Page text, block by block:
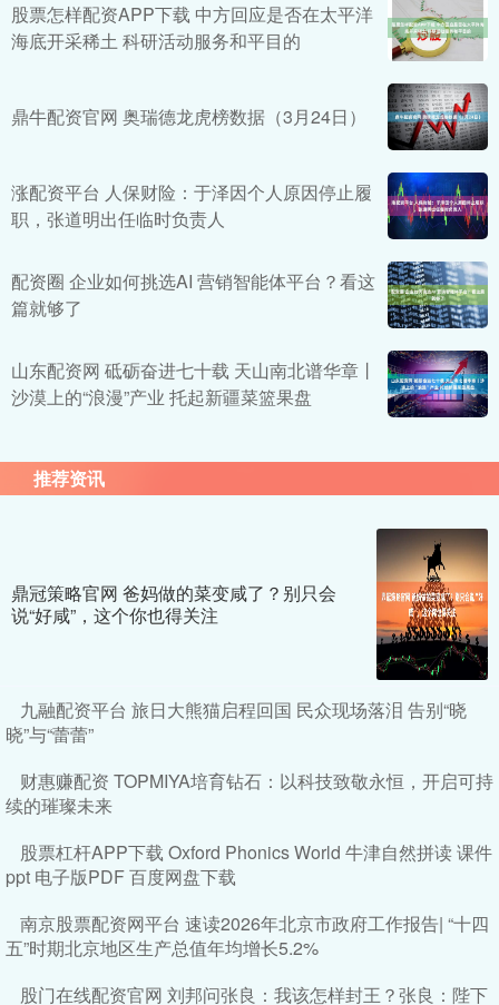
股票怎样配资APP下载 中方回应是否在太平洋
海底开采稀土 科研活动服务和平目的
鼎牛配资官网 奥瑞德龙虎榜数据（3月24日）
涨配资平台 人保财险：于泽因个人原因停止履
职，张道明出任临时负责人
配资圈 企业如何挑选AI 营销智能体平台？看这
篇就够了
山东配资网 砥砺奋进七十载 天山南北谱华章丨
沙漠上的“浪漫”产业 托起新疆菜篮果盘
推荐资讯
鼎冠策略官网 爸妈做的菜变咸了？别只会
说“好咸”，这个你也得关注
九融配资平台 旅日大熊猫启程回国 民众现场落泪 告别“晓
晓”与“蕾蕾”
财惠赚配资 TOPMIYA培育钻石：以科技致敬永恒，开启可持
续的璀璨未来
股票杠杆APP下载 Oxford Phonics World 牛津自然拼读 课件
ppt 电子版PDF 百度网盘下载
南京股票配资网平台 速读2026年北京市政府工作报告| “十四
五”时期北京地区生产总值年均增长5.2%
股门在线配资官网 刘邦问张良：我该怎样封王？张良：陛下